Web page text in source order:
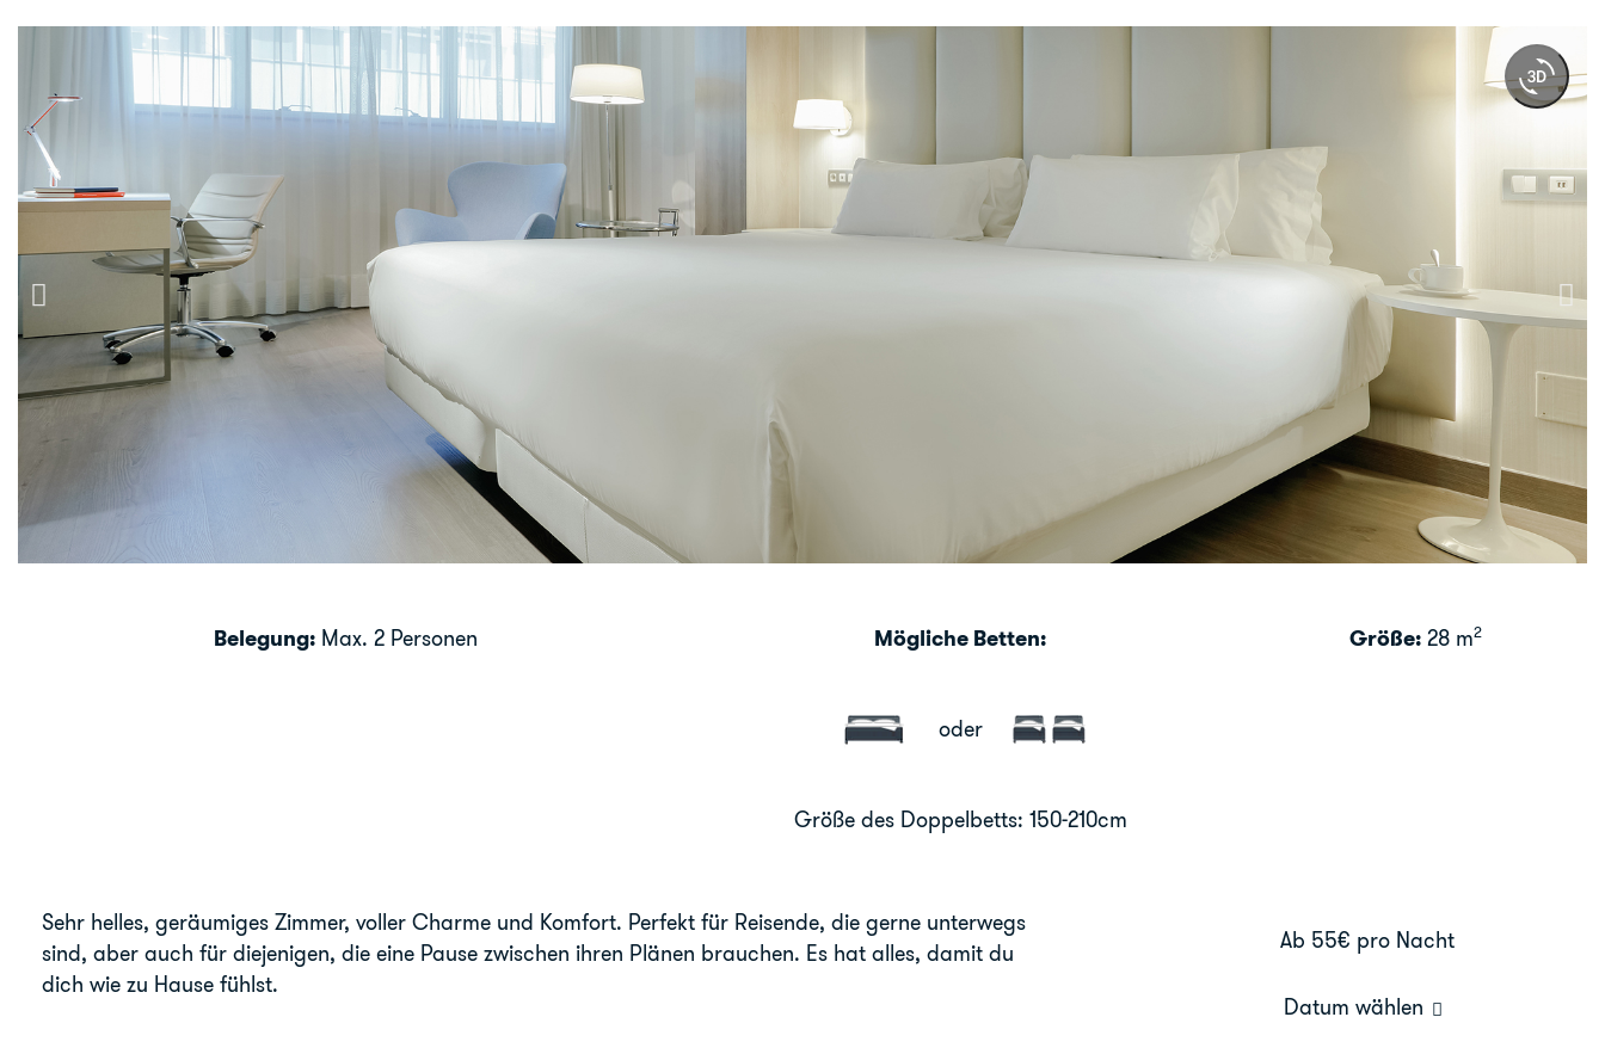
Belegung: Max. 2 Personen Mögliche Betten:
oder
Größe des Doppelbetts: 150-210cm
Größe:28 m2
Sehr helles, geräumiges Zimmer, voller Charme und Komfort. Perfekt für Reisende, die gerne unterwegs
sind, aber auch für diejenigen, die eine Pause zwischen ihren Plänen brauchen. Es hat alles, damit du
dich wie zu Hause fühlst.
Ab 55€ pro Nacht
Datum wählen